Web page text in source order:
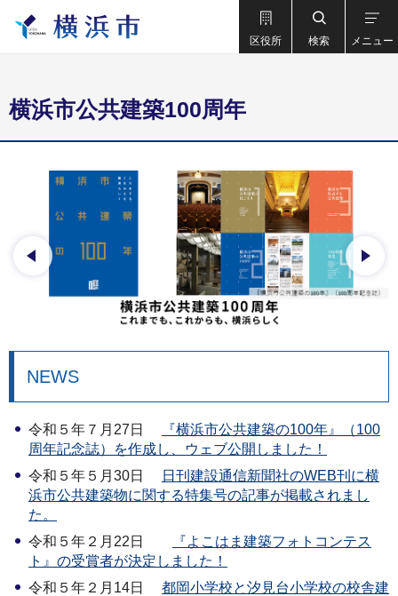
区役所 検索 メニュー
横浜市公共建築100周年
前のスライドを表示 次の
NEWS
令和５年７月27日
『横浜市公共建築の100年』（100
周年記念誌）を作成し、ウェブ公開しました！
令和５年５月30日
日刊建設通信新聞社のWEB刊に横
浜市公共建築物に関する特集号の記事が掲載されまし
た。
令和５年２月22日
『よこはま建築フォトコンテス
ト』の受賞者が決定しました！
令和５年２月14日 都岡小学校と汐見台小学校の校舎建